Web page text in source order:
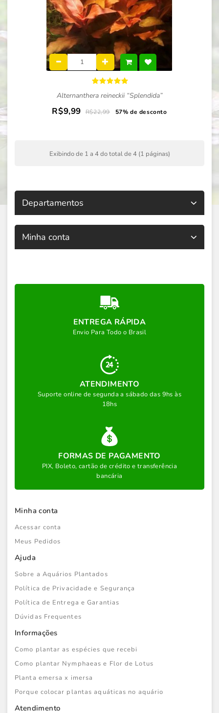
Alternanthera reineckii “Splendida”
R$9,99 R$22,99 57% de desconto
Exibindo de 1 a 4 do total de 4 (1 páginas)
Departamentos
Minha conta
ENTREGA RÁPIDA
Envio Para Todo o Brasil
ATENDIMENTO
Suporte online de segunda a sábado das 9hs às
18hs
FORMAS DE PAGAMENTO
PIX, Boleto, cartão de crédito e transferência
bancária
Minha conta
Acessar conta
Meus Pedidos
Ajuda
Sobre a Aquários Plantados
Política de Privacidade e Segurança
Política de Entrega e Garantias
Dúvidas Frequentes
Informações
Como plantar as espécies que recebi
Como plantar Nymphaeas e Flor de Lotus
Planta emersa x imersa
Porque colocar plantas aquáticas no aquário
Atendimento